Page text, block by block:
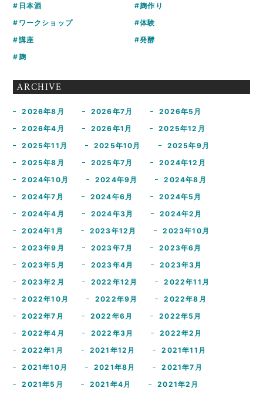
日本酒
麹作り
ワークショップ
体験
講座
発酵
麹
ARCHIVE
2026年8月 2026年7月
2026年5月
2026年4月
2026年1月
2025年12月
2025年11月
2025年10月
2025年9月
2025年8月
2025年7月
2024年12月
2024年10月
2024年9月
2024年8月
2024年7月
2024年6月
2024年5月
2024年4月
2024年3月
2024年2月
2024年1月
2023年12月
2023年10月
2023年9月
2023年7月
2023年6月
2023年5月
2023年4月
2023年3月
2023年2月
2022年12月
2022年11月
2022年10月
2022年9月
2022年8月
2022年7月
2022年6月
2022年5月
2022年4月
2022年3月
2022年2月
2022年1月
2021年12月
2021年11月
2021年10月
2021年8月
2021年7月
2021年5月
2021年4月
2021年2月